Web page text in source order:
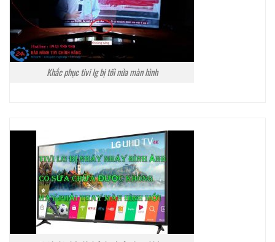
Khắc phục tivi lg bị tối nửa màn hình